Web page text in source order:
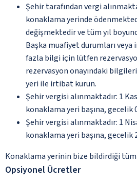
Şehir tarafından vergi
konaklama yerinde
değişmektedir ve tüm yıl
Başka muafiyet durumları
fazla bilgi için lütfen
rezervasyon onayındaki
yeri ile irtibat kurun.
Şehir vergisi alınmaktadır: 1
konaklama yeri başına, gecelik
Şehir vergisi alınmaktadır: 1
konaklama yeri başına, gecelik
Konaklama yerinin bize bildirdiği
Opsiyonel Ücretler